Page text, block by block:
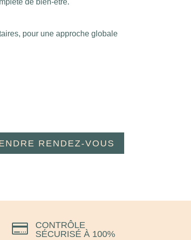
de bien-être.
pour une approche globale
RENDEZ-VOUS

CONTRÔLE
SÉCURISÉ À 100%